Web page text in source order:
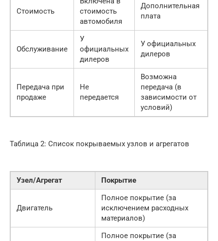
Стоимость
стоимость
автомобиля
Дополнительная
плата
Обслуживание
У
официальных
дилеров
У официальных
дилеров
Передача при
продаже
Не
передается
Возможна
передача (в
зависимости от
условий)
Таблица 2: Список покрываемых узлов и агрегатов
Узел/Агрегат Покрытие
Двигатель
Полное покрытие (за
исключением расходных
материалов)
Полное покрытие (за